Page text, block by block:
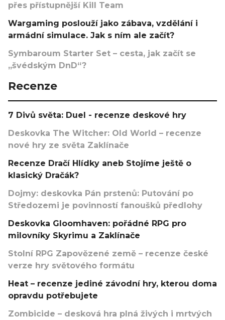
přes přístupnější Kill Team
Wargaming poslouží jako zábava, vzdělání i
armádní simulace. Jak s ním ale začít?
Symbaroum Starter Set – cesta, jak začít se
„švédským DnD“?
Recenze
7 Divů světa: Duel - recenze deskové hry
Deskovka The Witcher: Old World – recenze
nové hry ze světa Zaklínače
Recenze Dračí Hlídky aneb Stojíme ještě o
klasický Dračák?
Dojmy: deskovka Pán prstenů: Putování po
Středozemi je povinností fanoušků předlohy
Deskovka Gloomhaven: pořádné RPG pro
milovníky Skyrimu a Zaklínače
Stolní RPG Zapovězené země – recenze české
verze hry světového formátu
Heat – recenze jediné závodní hry, kterou doma
opravdu potřebujete
Zombicide – desková hra plná živých i mrtvých